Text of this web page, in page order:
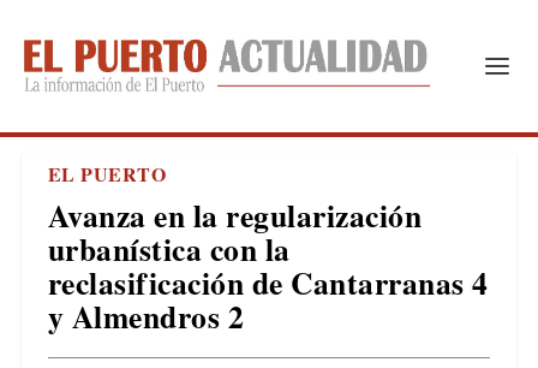
EL PUERTO
Avanza en la regularización
urbanística con la
reclasificación de Cantarranas 4
y Almendros 2